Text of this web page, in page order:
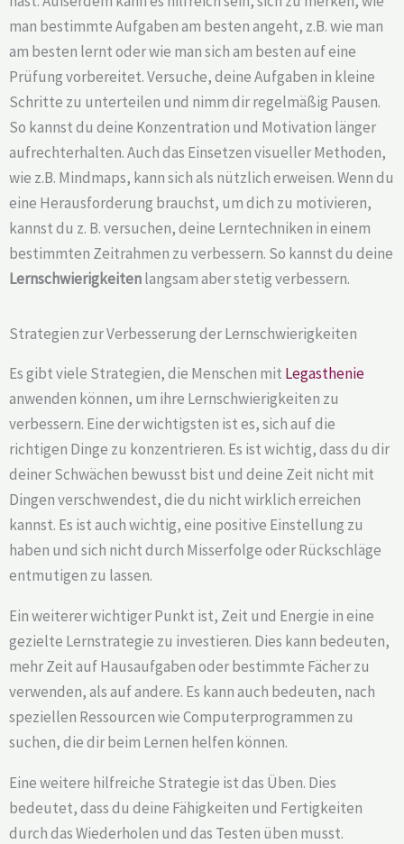
man bestimmte Aufgaben am besten angeht, z.B. wie man
am besten lernt oder wie man sich am besten auf eine
Prüfung vorbereitet. Versuche, deine Aufgaben in kleine
Schritte zu unterteilen und nimm dir regelmäßig Pausen.
So kannst du deine Konzentration und Motivation länger
aufrechterhalten. Auch das Einsetzen visueller Methoden,
wie z.B. Mindmaps, kann sich als nützlich erweisen. Wenn du
eine Herausforderung brauchst, um dich zu motivieren,
kannst du z. B. versuchen, deine Lerntechniken in einem
bestimmten Zeitrahmen zu verbessern. So kannst du deine
Lernschwierigkeitenlangsam aber stetig verbessern.
Strategien zur Verbesserung der Lernschwierigkeiten
Es gibt viele Strategien, die Menschen mit Legasthenie
anwenden können, um ihre Lernschwierigkeiten zu
verbessern. Eine der wichtigsten ist es, sich auf die
richtigen Dinge zu konzentrieren. Es ist wichtig, dass du dir
deiner Schwächen bewusst bist und deine Zeit nicht mit
Dingen verschwendest, die du nicht wirklich erreichen
kannst. Es ist auch wichtig, eine positive Einstellung zu
haben und sich nicht durch Misserfolge oder Rückschläge
entmutigen zu lassen.
Ein weiterer wichtiger Punkt ist, Zeit und Energie in eine
gezielte Lernstrategie zu investieren. Dies kann bedeuten,
mehr Zeit auf Hausaufgaben oder bestimmte Fächer zu
verwenden, als auf andere. Es kann auch bedeuten, nach
speziellen Ressourcen wie Computerprogrammen zu
suchen, die dir beim Lernen helfen können.
Eine weitere hilfreiche Strategie ist das Üben. Dies
bedeutet, dass du deine Fähigkeiten und Fertigkeiten
durch das Wiederholen und das Testen üben musst.